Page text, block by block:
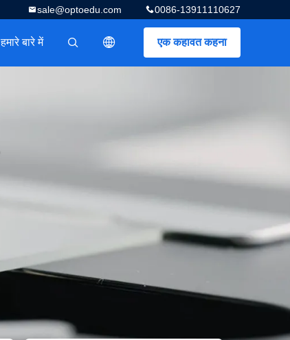
0086-13911110627
sale@optoedu.com
एक कहावत कहना
हमारे बारे में